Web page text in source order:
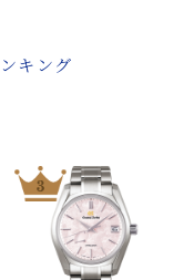
キング